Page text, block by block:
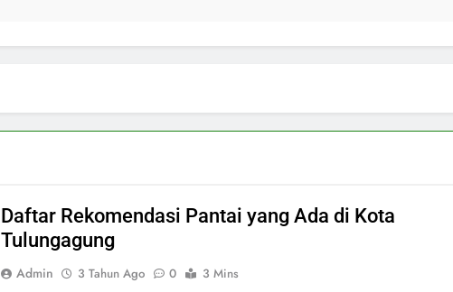
Daftar Rekomendasi Pantai yang Ada di Kota
Tulungagung
Admin 3 Tahun Ago 0
3 Mins